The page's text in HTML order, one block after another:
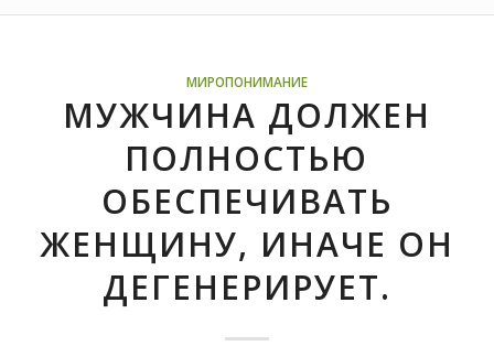
МИРОПОНИМАНИЕ
МУЖЧИНА ДОЛЖЕН
ПОЛНОСТЬЮ
ОБЕСПЕЧИВАТЬ
ЖЕНЩИНУ, ИНАЧЕ ОН
ДЕГЕНЕРИРУЕТ.